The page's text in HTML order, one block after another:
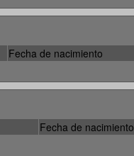
Fecha de nacimiento
Fecha de nacimiento